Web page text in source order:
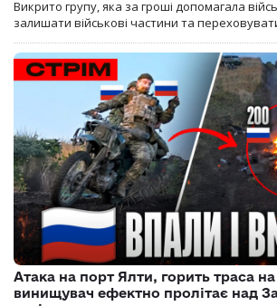
Викрито групу, яка за гроші допомагала
залишати військові частини та
Атака на порт Ялти, горить траса
винищувач ефектно пролітає над